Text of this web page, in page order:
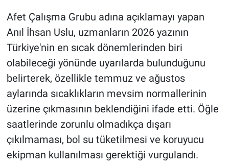
Afet Çalışma Grubu adına açıklamayı yapan
Anıl İhsan Uslu, uzmanların 2026 yazının
Türkiye'nin en sıcak dönemlerinden biri
olabileceği yönünde uyarılarda bulunduğunu
belirterek, özellikle temmuz ve ağustos
aylarında sıcaklıkların mevsim normallerinin
üzerine çıkmasının beklendiğini ifade etti. Öğle
saatlerinde zorunlu olmadıkça dışarı
çıkılmaması, bol su tüketilmesi ve koruyucu
ekipman kullanılması gerektiği vurgulandı.